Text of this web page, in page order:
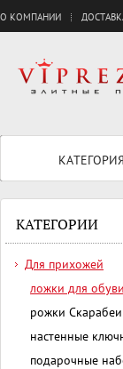
О КОМПАНИИ
КАТЕГОРИЯ
КАТЕГОРИИ
Для прихожей
ложки для обуви
рожки Скарабеи
настенные
подарочные